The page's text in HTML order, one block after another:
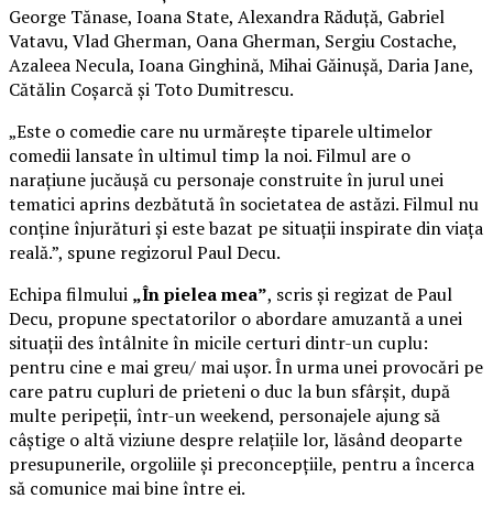
George Tănase, Ioana State, Alexandra Răduță, Gabriel
Vatavu, Vlad Gherman, Oana Gherman, Sergiu Costache,
Azaleea Necula, Ioana Ginghină, Mihai Găinușă, Daria Jane,
Cătălin Coșarcă și Toto Dumitrescu.
„Este o comedie care nu urmărește tiparele ultimelor
comedii lansate în ultimul timp la noi. Filmul are o
narațiune jucăușă cu personaje construite în jurul unei
tematici aprins dezbătută în societatea de astăzi. Filmul nu
conține înjurături și este bazat pe situații inspirate din viața
reală.”, spune regizorul Paul Decu.
Echipa filmului „În pielea mea”, scris și regizat de Paul
Decu, propune spectatorilor o abordare amuzantă a unei
situații des întâlnite în micile certuri dintr-un cuplu:
pentru cine e mai greu/ mai ușor. În urma unei provocări pe
care patru cupluri de prieteni o duc la bun sfârșit, după
multe peripeții, într-un weekend, personajele ajung să
câștige o altă viziune despre relațiile lor, lăsând deoparte
presupunerile, orgoliile și preconcepțiile, pentru a încerca
să comunice mai bine între ei.